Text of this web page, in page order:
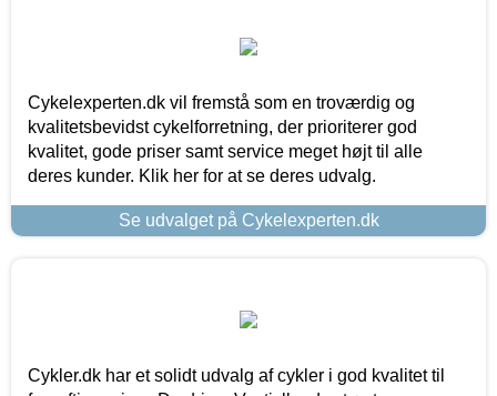
Cykelexperten.dk vil fremstå som en troværdig og
kvalitetsbevidst cykelforretning, der prioriterer god
kvalitet, gode priser samt service meget højt til alle
deres kunder. Klik her for at se deres udvalg.
Se udvalget på Cykelexperten.dk
Cykler.dk har et solidt udvalg af cykler i god kvalitet til